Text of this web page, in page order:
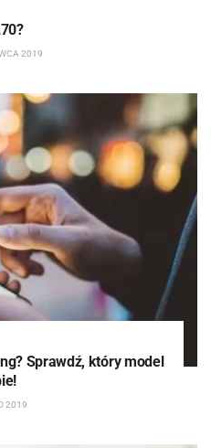
2019
Sprawdź, który model
2019